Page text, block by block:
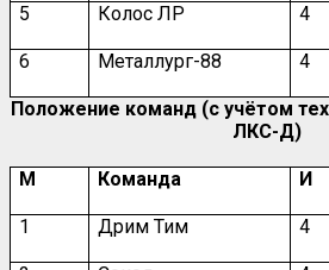
5 Колос ЛР 4
6 Металлург-88 4
Положение команд (с учётом
ЛКС-Д)
М Команда И
1 Дрим Тим 4